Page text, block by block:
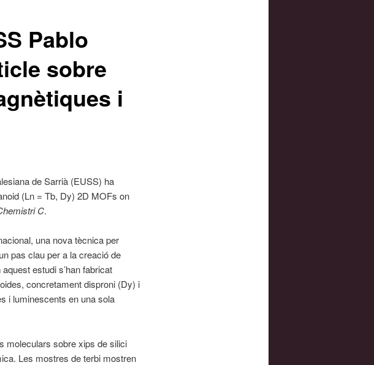
Pablo
sobre
i
de Sarrià (EUSS) ha
(Ln = Tb, Dy) 2D MOFs on
C.
una nova tècnica per
pas clau per a la creació de
estudi s’han fabricat
concretament disproni (Dy) i
i luminescents en una sola
moleculars sobre xips de silici
Les mostres de terbi mostren